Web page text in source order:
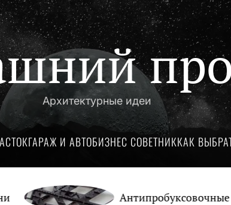
Архитектурные идеи
ГАРАЖ И АВТОБИЗНЕС СОВЕТНИККАК
Антипробуксовочные траки: